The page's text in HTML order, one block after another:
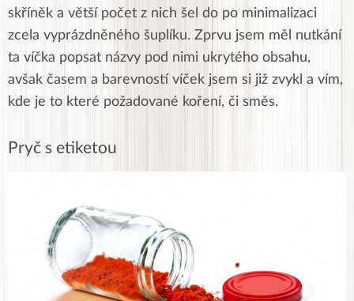
skříněk a větší počet z nich šel do po minimalizaci
zcela vyprázdněného šuplíku. Zprvu jsem měl nutkání
ta víčka popsat názvy pod nimi ukrytého obsahu,
avšak časem a barevností víček jsem si již zvykl a vím,
kde je to které požadované koření, či směs.
Pryč s etiketou